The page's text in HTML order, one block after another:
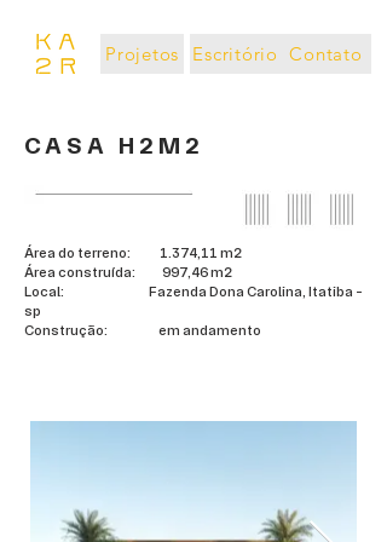
Projetos Escritório Contato
CASA H2M2
Área do terreno: 1.374,11 m²
Área construída: 997,46 m²
Local: Fazenda Dona Carolina, Itatiba -
sp
Construção: em andamento